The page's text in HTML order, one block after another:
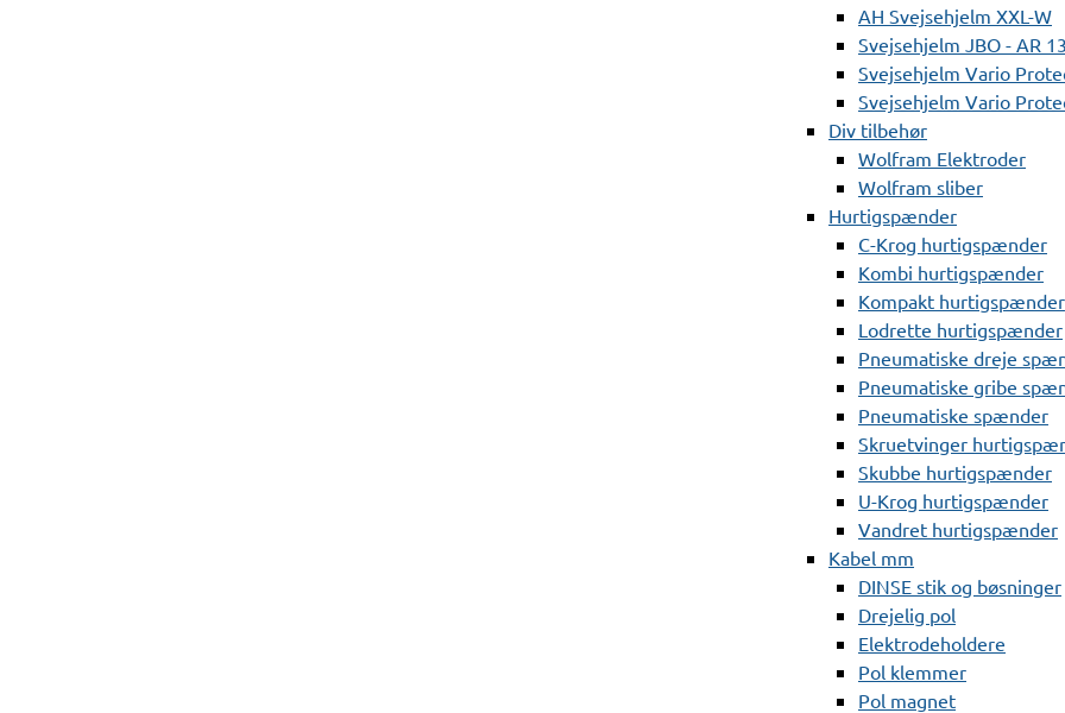
AH Svejsehjelm XXL-W
Svejsehjelm JBO - AR
Svejsehjelm Vario
Svejsehjelm Vario
Div tilbehør
Wolfram Elektroder
Wolfram sliber
Hurtigspænder
C-Krog hurtigspænder
Kombi hurtigspænder
Kompakt hurtigspænder
Lodrette hurtigspænder
Pneumatiske dreje
Pneumatiske gribe
Pneumatiske spænder
Skruetvinger
Skubbe hurtigspænder
U-Krog hurtigspænder
Vandret hurtigspænder
Kabel mm
DINSE stik og bøsninger
Drejelig pol
Elektrodeholdere
Pol klemmer
Pol magnet